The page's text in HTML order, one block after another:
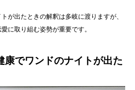
が出たときの解釈は多岐に渡りますが、
に取り組む姿勢が重要です。
康でワンドのナイトが出た